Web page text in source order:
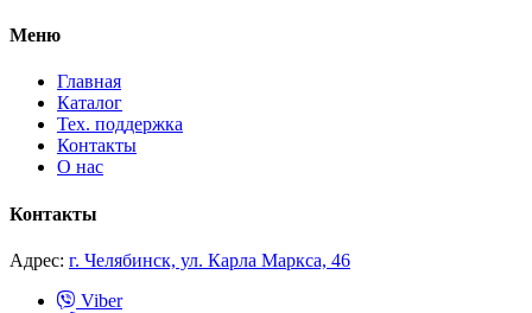
Меню
Главная
Каталог
Тех. поддержка
Контакты
О нас
Контакты
Адрес: г. Челябинск, ул. Карла Маркса, 46
Viber